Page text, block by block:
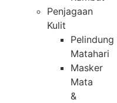
Penjagaan
Kulit
Pelindung
Matahari
Masker
Mata
&